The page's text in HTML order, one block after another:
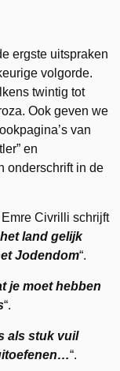
ergste uitspraken
volgorde.
twintig tot
Ook geven we
van
en
onderschrift in de
Civrilli schrijft
land gelijk
Jodendom“.
je moet hebben
“.
als stuk vuil
“.